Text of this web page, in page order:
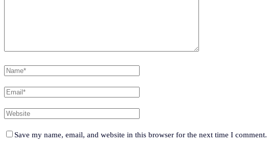
Save my name, email, and website in this browser for the next time I comment.